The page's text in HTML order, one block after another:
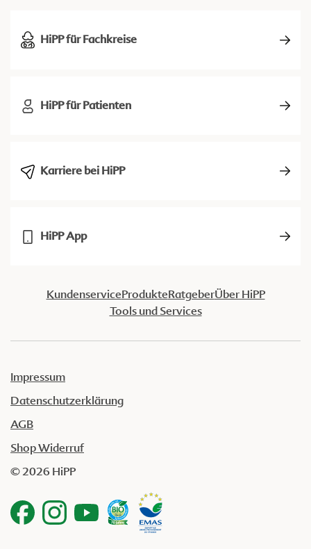
HiPP für Fachkreise
HiPP für Patienten
Karriere bei HiPP
HiPP App
KundenserviceProdukteRatgeberÜber HiPP
Tools und Services
Impressum
Datenschutzerklärung
AGB
Shop Widerruf
© 2026 HiPP